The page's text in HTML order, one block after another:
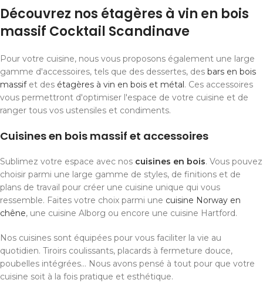
Découvrez nos étagères à vin en bois
massif Cocktail Scandinave
Pour votre cuisine, nous vous proposons également une large
gamme d'accessoires, tels que des dessertes, des bars en bois
massifet des étagères à vin en bois et métal . Ces accessoires
vous permettront d'optimiser l'espace de votre cuisine et de
ranger tous vos ustensiles et condiments.
Cuisines en bois massif et accessoires
Sublimez votre espace avec nos cuisines en bois. Vous pouvez
choisir parmi une large gamme de styles, de finitions et de
plans de travail pour créer une cuisine unique qui vous
ressemble. Faites votre choix parmi une cuisine Norway en
chêne, une cuisine Alborg ou encore une cuisine Hartford.
Nos cuisines sont équipées pour vous faciliter la vie au
quotidien. Tiroirs coulissants, placards à fermeture douce,
poubelles intégrées... Nous avons pensé à tout pour que votre
cuisine soit à la fois pratique et esthétique.